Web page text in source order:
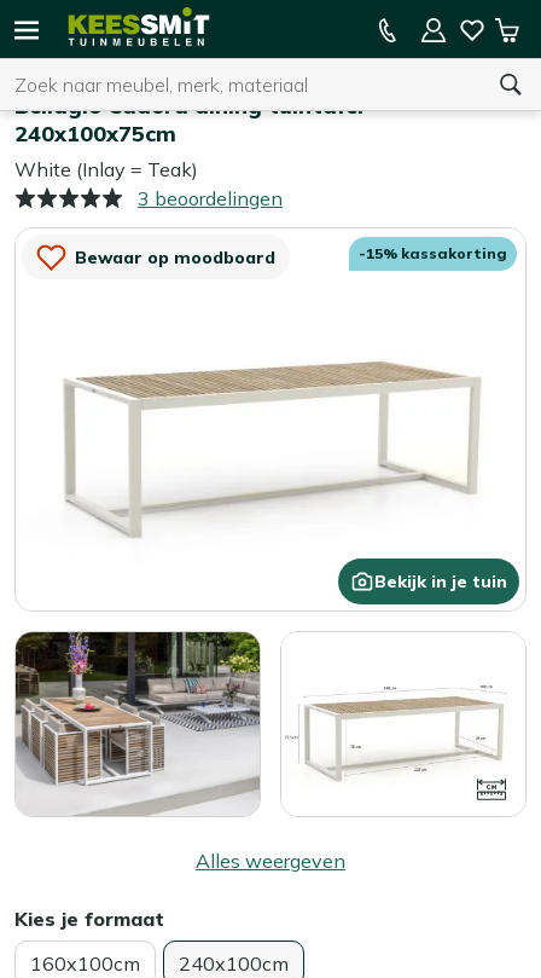
Kees
Tuinmeubelen
Zoeken
U heeft geen product(en) in uw winkelwagen.
15% kassakorting op de hele collectie
Bellagio Cadora dining tuintafel
240x100x75cm
White (Inlay = Teak)
3 beoordelingen
Bewaar op moodboard
Bekijk in je tuin
-15% kassakorting
Alles weergeven
Kies je formaat
160x100cm
240x100cm